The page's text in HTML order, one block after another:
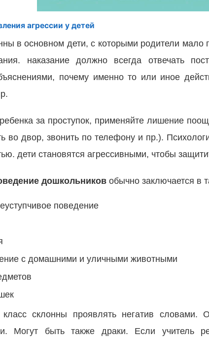
агрессии у детей
в основном дети, с которыми родители мало
наказание должно всегда отвечать
почему именно то или иное
за проступок, применяйте лишение
во двор, звонить по телефону и пр.).
дети становятся агрессивными, чтобы
дошкольниковобычно заключается в
поведение
с домашними и уличными животными
склонны проявлять негатив словами.
Могут быть также драки. Если учитель